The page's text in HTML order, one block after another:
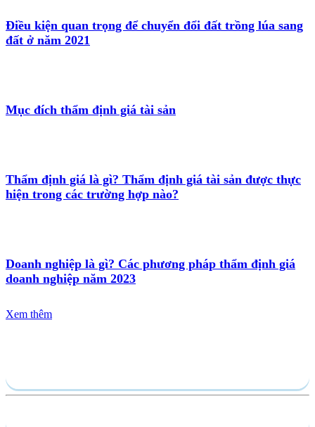
Điều kiện quan trọng để chuyển đổi đất trồng lúa sang
đất ở năm 2021
Mục đích thẩm định giá tài sản
Thẩm định giá là gì? Thẩm định giá tài sản được thực
hiện trong các trường hợp nào?
Doanh nghiệp là gì? Các phương pháp thẩm định giá
doanh nghiệp năm 2023
Xem thêm